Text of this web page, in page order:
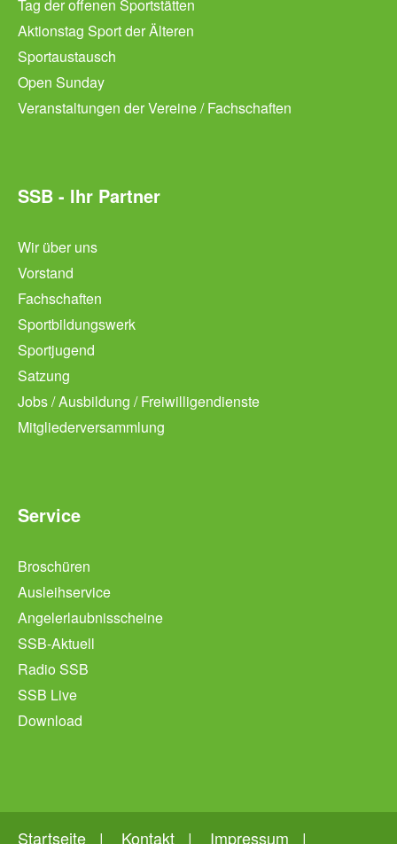
Tag der offenen Sportstätten
Aktionstag Sport der Älteren
Sportaustausch
Open Sunday
Veranstaltungen der Vereine / Fachschaften
SSB - Ihr Partner
Wir über uns
Vorstand
Fachschaften
Sportbildungswerk
Sportjugend
Satzung
Jobs / Ausbildung / Freiwilligendienste
Mitgliederversammlung
Service
Broschüren
Ausleihservice
Angelerlaubnisscheine
SSB-Aktuell
Radio SSB
SSB Live
Download
Startseite Kontakt Impressum